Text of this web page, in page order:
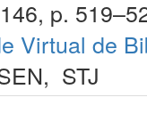
p.
Virtual de
, STJ